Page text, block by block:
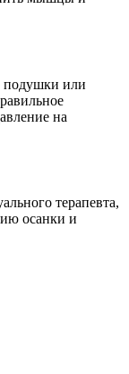
подушки или
на
терапевта,
осанки и